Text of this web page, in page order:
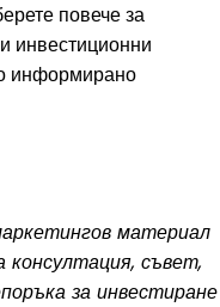
повече за
инвестиционни
информирано
материал
консултация, съвет,
за инвестиране